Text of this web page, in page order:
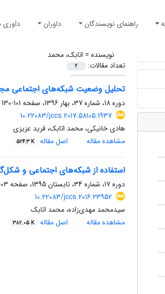
راهنمای نویسندگان داوران داوری
نویسنده = اتابک، محمد
تعداد مقالات:
2
تحلیل وضعیت شبکه‌های اجتماعی
دوره 18، شماره 37، بهار 1396، صفحه
101-130
10.22083/jccs.2017.58105.1937
هادی خانیکی، محمد اتابک، فرید عزیزی
مشاهده مقاله
اصل مقاله 524.3 K
استفاده از شبکه‌های اجتماعی و
دوره 17، شماره 34، تابستان 1395، صفحه
138
10.22083/jccs.2016.23952
سیدمحمد مهدی‌زاده، محمد اتابک
مشاهده مقاله
اصل مقاله 382.05 K